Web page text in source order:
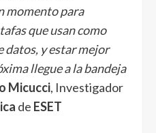
momento para
que usan como
datos, y estar mejor
llegue a la bandeja
Micucci, Investigador
de ESET